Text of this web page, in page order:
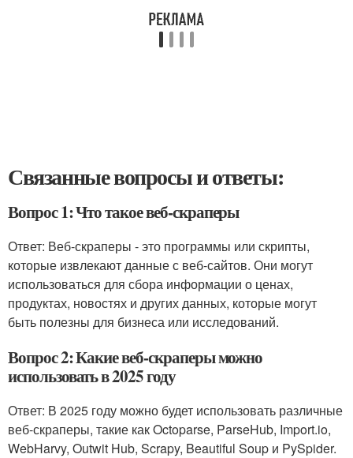
Связанные вопросы и ответы:
Вопрос 1: Что такое веб-скраперы
Ответ: Веб-скраперы - это программы или скрипты,
которые извлекают данные с веб-сайтов. Они могут
использоваться для сбора информации о ценах,
продуктах, новостях и других данных, которые могут
быть полезны для бизнеса или исследований.
Вопрос 2: Какие веб-скраперы можно
использовать в 2025 году
Ответ: В 2025 году можно будет использовать различные
веб-скраперы, такие как Octoparse, ParseHub, Import.io,
WebHarvy, Outwit Hub, Scrapy, Beautiful Soup и PySpider.